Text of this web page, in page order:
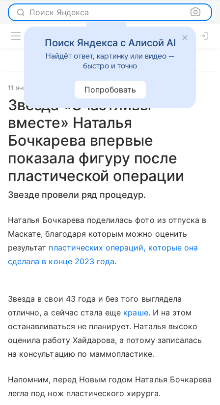
Поиск Яндекса
11 января 2024 Super.ru Светская жизнь
Звезда «Счастливы
вместе» Наталья
Бочкарева впервые
показала фигуру после
пластической операции
Звезде провели ряд процедур.
Наталья Бочкарева поделилась фото из отпуска в
Маскате, благодаря которым можно оценить
результат пластических операций, которые она
сделала в конце 2023 года.
Звезда в свои 43 года и без того выглядела
отлично, а сейчас стала еще краше. И на этом
останавливаться не планирует. Наталья высоко
оценила работу Хайдарова, а потому записалась
на консультацию по маммопластике.
Напомним, перед Новым годом Наталья Бочкарева
легла под нож пластического хирурга.
Поиск Яндекса с Алисой AI
Найдёт ответ, картинку или видео —
быстро и точно
Попробовать